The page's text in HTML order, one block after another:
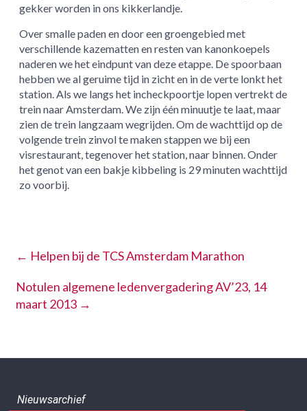
gekker worden in ons kikkerlandje.
Over smalle paden en door een groengebied met
verschillende kazematten en resten van kanonkoepels
naderen we het eindpunt van deze etappe. De spoorbaan
hebben we al geruime tijd in zicht en in de verte lonkt het
station. Als we langs het incheckpoortje lopen vertrekt de
trein naar Amsterdam. We zijn één minuutje te laat, maar
zien de trein langzaam wegrijden. Om de wachttijd op de
volgende trein zinvol te maken stappen we bij een
visrestaurant, tegenover het station, naar binnen. Onder
het genot van een bakje kibbeling is 29 minuten wachttijd
zo voorbij.
← Helpen bij de TCS Amsterdam Marathon
Notulen algemene ledenvergadering AV’23, 14
maart 2013 →
Nieuwsarchief